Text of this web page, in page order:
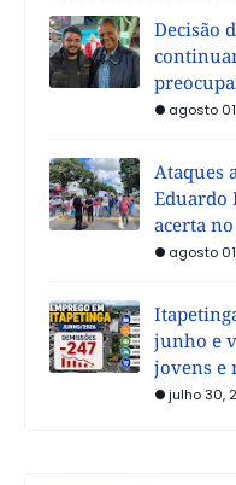
Decisão
agosto
Ataques
Eduardo
acerta
agosto
junho e
jovens e
julho 30,